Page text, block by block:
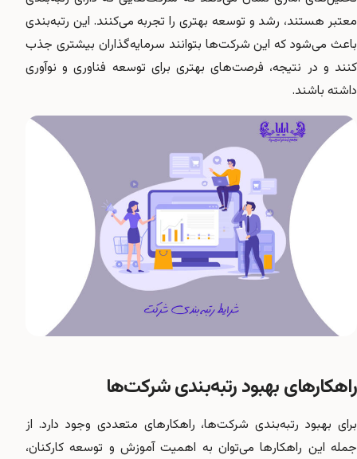
معتبر هستند، رشد و توسعه بهتری را تجربه می‌کنند. این رتبه‌بندی
باعث می‌شود که این شرکت‌ها بتوانند سرمایه‌گذاران بیشتری جذب
کنند و در نتیجه، فرصت‌های بهتری برای توسعه فناوری و نوآوری
داشته باشند.
راهکارهای بهبود رتبه‌بندی شرکت‌ها
برای بهبود رتبه‌بندی شرکت‌ها، راهکارهای متعددی وجود دارد. از
جمله این راهکارها می‌توان به اهمیت آموزش و توسعه کارکنان،